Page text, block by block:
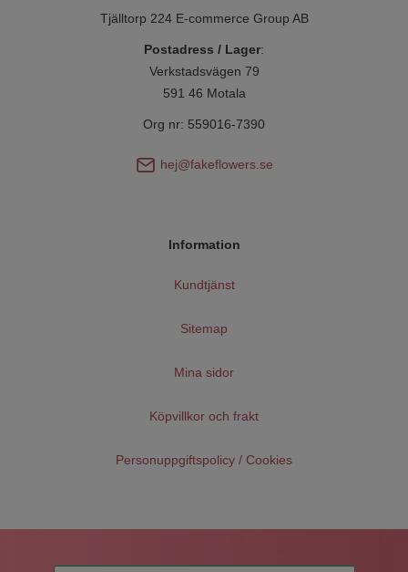
Tjälltorp 224 E-commerce Group AB
Postadress / Lager:
Verkstadsvägen 79
591 46 Motala
Org nr: 559016-7390
hej@fakeflowers.se
Information
Kundtjänst
Sitemap
Mina sidor
Köpvillkor och frakt
Personuppgiftspolicy / Cookies